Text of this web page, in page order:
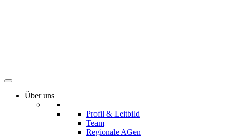
Über uns
Profil & Leitbild
Team
Regionale AGen